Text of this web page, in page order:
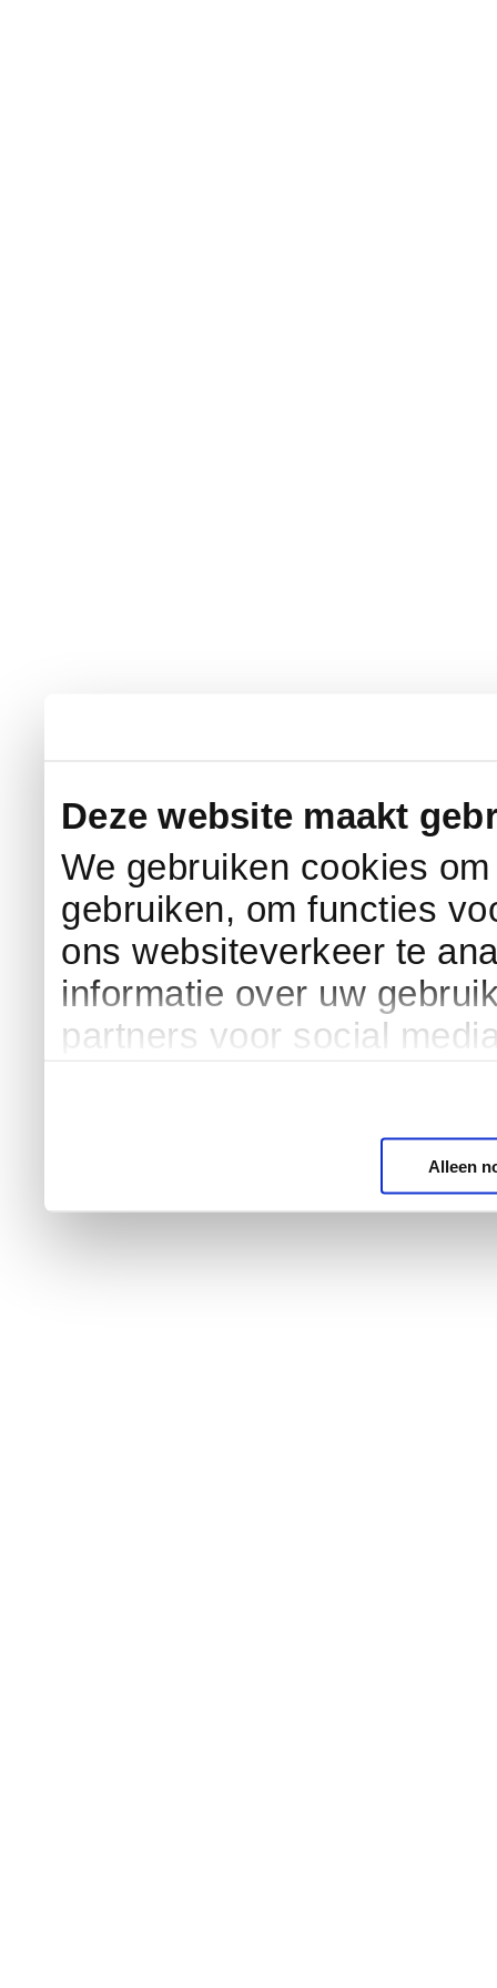
Deze website maakt
We gebruiken cookies
gebruiken, om functies
ons websiteverkeer te
informatie over uw
partners voor social
Alleen